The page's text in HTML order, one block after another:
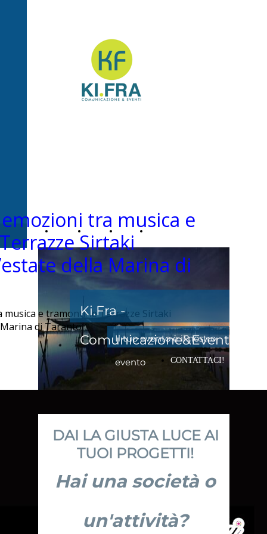
Page siamo
tra musica e
Sirtaki
della Marina di
e tramonti: le Terrazze Sirtaki
di Taranto
Ki.Fra -
Comunicazione&Eventi
Il tuo evento è il nostro
evento CONTATTACI!
DAI LA GIUSTA LUCE AI
TUOI PROGETTI!
Hai una società o
un'attività?